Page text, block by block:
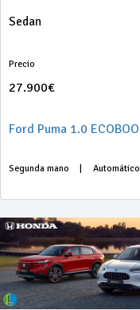
Sedan
Precio
27.900€
Segunda mano Automático